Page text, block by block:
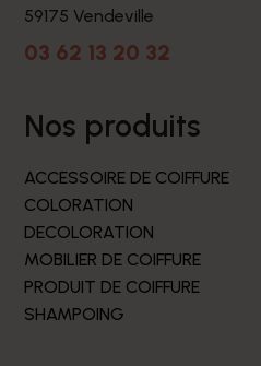
59175 Vendeville
03 62 13 20 32
nos produits
ACCESSOIRE DE COIFFURE
COLORATION
DECOLORATION
MOBILIER DE COIFFURE
PRODUIT DE COIFFURE
SHAMPOING